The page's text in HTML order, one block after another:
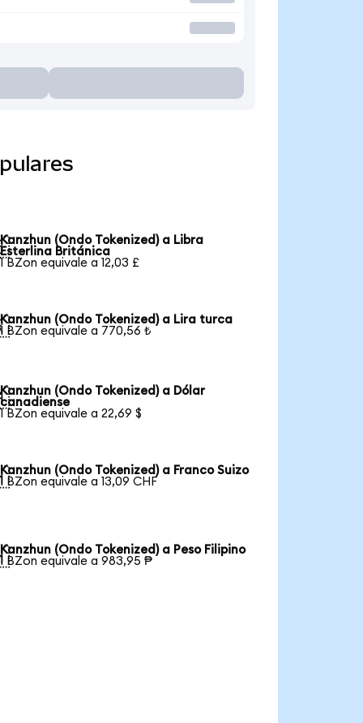
Kanzhun (Ondo Tokenized) a Libra
Esterlina Británica
1 BZon equivale a 12,03 £
Kanzhun (Ondo Tokenized) a Lira turca
1 BZon equivale a 770,56 ₺
Kanzhun (Ondo Tokenized) a Dólar
canadiense
1 BZon equivale a 22,69 $
Kanzhun (Ondo Tokenized) a Franco Suizo
1 BZon equivale a 13,09 CHF
Kanzhun (Ondo Tokenized) a Peso Filipino
1 BZon equivale a 983,95 ₱